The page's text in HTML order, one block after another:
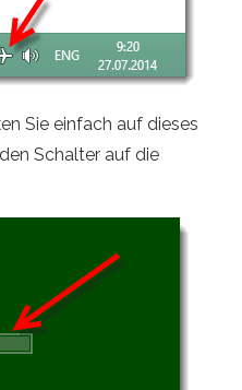
Sie einfach auf dieses
Schalter auf die